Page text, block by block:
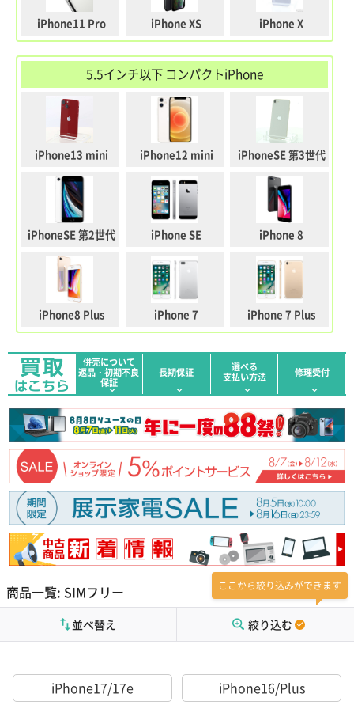
iPhone11 Pro iPhone XS iPhone X
5.5インチ以下 コンパクトiPhone
iPhone13 mini iPhone12 mini iPhoneSE 第3世代
iPhoneSE 第2世代 iPhone SE iPhone 8
iPhone8 Plus iPhone 7 iPhone 7 Plus
併売について
返品・初期不良
保証
長期保証 選べる
支払い方法 修理受付
商品一覧: SIMフリー ここから絞り込みができます
絞り込む
並べ替え
iPhone17/17e iPhone16/Plus